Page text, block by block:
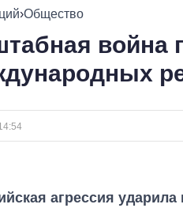
ПРЕЗИДЕНТ И ОФИС
›Общество
война
агрессия